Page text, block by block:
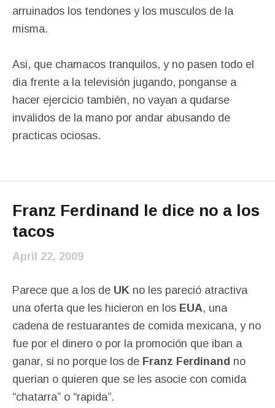
arruinados los tendones y los musculos de la
misma.
Asi, que chamacos tranquilos, y no pasen todo el
dia frente a la televisión jugando, ponganse a
hacer ejercicio también, no vayan a qudarse
invalidos de la mano por andar abusando de
practicas ociosas.
Franz Ferdinand le dice no a los
tacos
April 22, 2009
Parece que a los de UK no les pareció atractiva
una oferta que les hicieron en los EUA, una
cadena de restuarantes de comida mexicana, y no
fue por el dinero o por la promoción que iban a
ganar, si no porque los de Franz Ferdinand no
querian o quieren que se les asocie con comida
“chatarra” o “rapida”.